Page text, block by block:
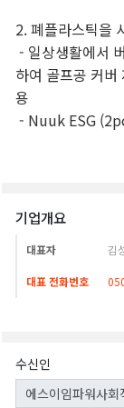
기업개요
대표자 김
대표 전화번호
수신인